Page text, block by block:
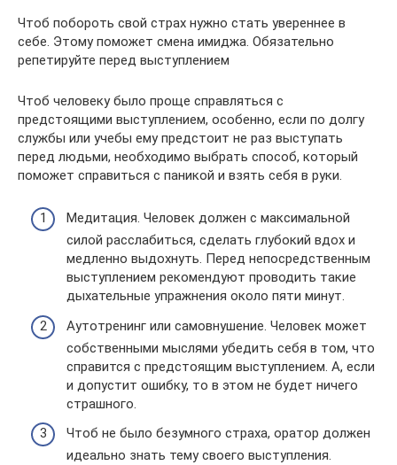
Чтоб побороть свой страх нужно стать увереннее в
себе. Этому поможет смена имиджа. Обязательно
репетируйте перед выступлением
Чтоб человеку было проще справляться с
предстоящими выступлением, особенно, если по долгу
службы или учебы ему предстоит не раз выступать
перед людьми, необходимо выбрать способ, который
поможет справиться с паникой и взять себя в руки.
Медитация. Человек должен с максимальной
силой расслабиться, сделать глубокий вдох и
медленно выдохнуть. Перед непосредственным
выступлением рекомендуют проводить такие
дыхательные упражнения около пяти минут.
Аутотренинг или самовнушение. Человек может
собственными мыслями убедить себя в том, что
справится с предстоящим выступлением. А, если
и допустит ошибку, то в этом не будет ничего
страшного.
Чтоб не было безумного страха, оратор должен
идеально знать тему своего выступления.